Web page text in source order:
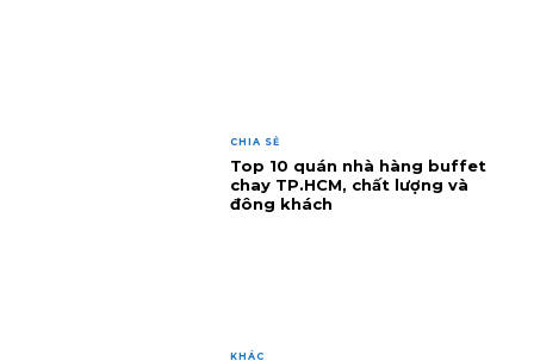
CHIA SẺ
Top 10 quán nhà hàng buffet
chay TP.HCM, chất lượng và
đông khách
KHÁC